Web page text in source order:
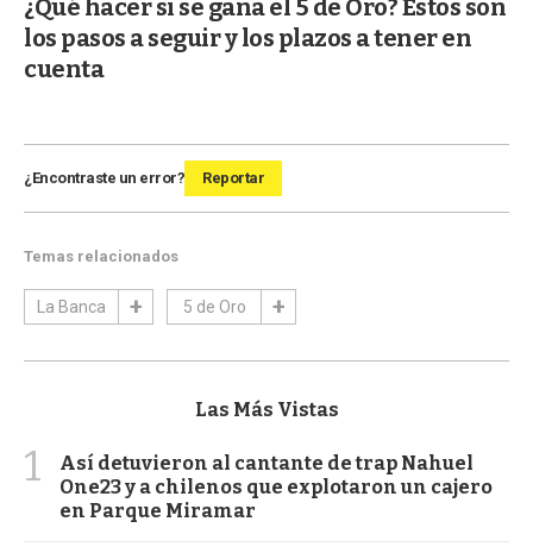
¿Qué hacer si se gana el 5 de Oro? Estos son
los pasos a seguir y los plazos a tener en
cuenta
¿Encontraste un error? Reportar
Temas relacionados
La Banca 5 de Oro
Las Más Vistas
1
Así detuvieron al cantante de trap Nahuel
One23 y a chilenos que explotaron un cajero
en Parque Miramar